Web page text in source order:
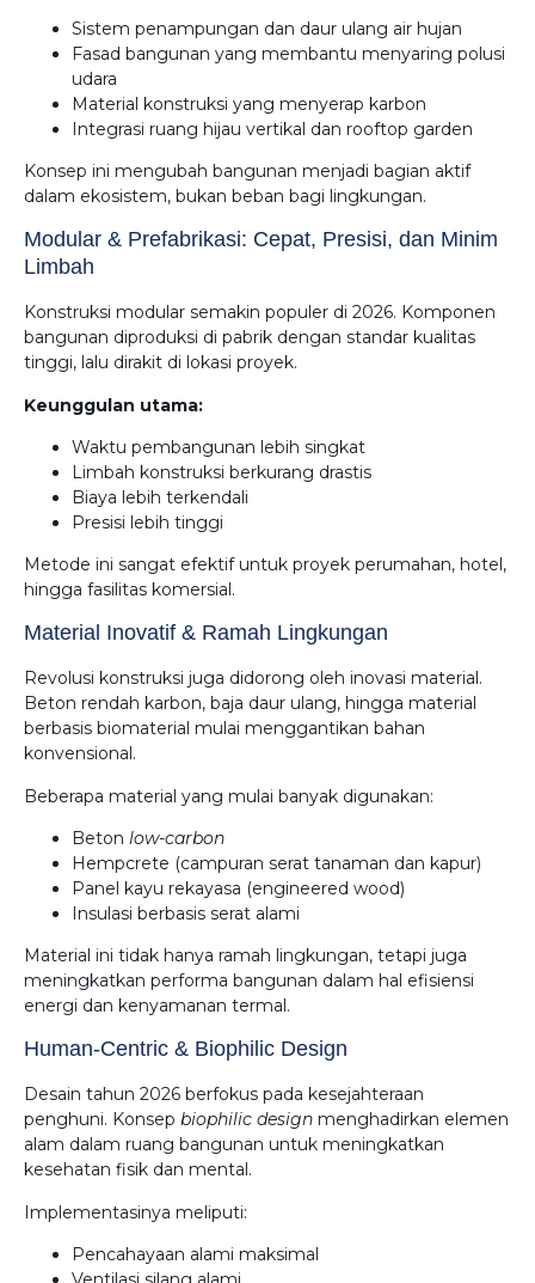
Sistem penampungan dan daur ulang air hujan
Fasad bangunan yang membantu menyaring polusi
udara
Material konstruksi yang menyerap karbon
Integrasi ruang hijau vertikal dan rooftop garden
Konsep ini mengubah bangunan menjadi bagian aktif
dalam ekosistem, bukan beban bagi lingkungan.
Modular & Prefabrikasi: Cepat, Presisi, dan Minim
Limbah
Konstruksi modular semakin populer di 2026. Komponen
bangunan diproduksi di pabrik dengan standar kualitas
tinggi, lalu dirakit di lokasi proyek.
Keunggulan utama:
Waktu pembangunan lebih singkat
Limbah konstruksi berkurang drastis
Biaya lebih terkendali
Presisi lebih tinggi
Metode ini sangat efektif untuk proyek perumahan, hotel,
hingga fasilitas komersial.
Material Inovatif & Ramah Lingkungan
Revolusi konstruksi juga didorong oleh inovasi material.
Beton rendah karbon, baja daur ulang, hingga material
berbasis biomaterial mulai menggantikan bahan
konvensional.
Beberapa material yang mulai banyak digunakan:
Beton low-carbon
Hempcrete (campuran serat tanaman dan kapur)
Panel kayu rekayasa (engineered wood)
Insulasi berbasis serat alami
Material ini tidak hanya ramah lingkungan, tetapi juga
meningkatkan performa bangunan dalam hal efisiensi
energi dan kenyamanan termal.
Human-Centric & Biophilic Design
Desain tahun 2026 berfokus pada kesejahteraan
penghuni. Konsep biophilic design menghadirkan elemen
alam dalam ruang bangunan untuk meningkatkan
kesehatan fisik dan mental.
Implementasinya meliputi:
Pencahayaan alami maksimal